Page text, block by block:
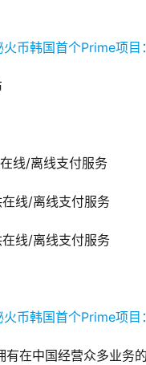
线/离线支付服务
线/离线支付服务
线/离线支付服务
在中国经营众多业务